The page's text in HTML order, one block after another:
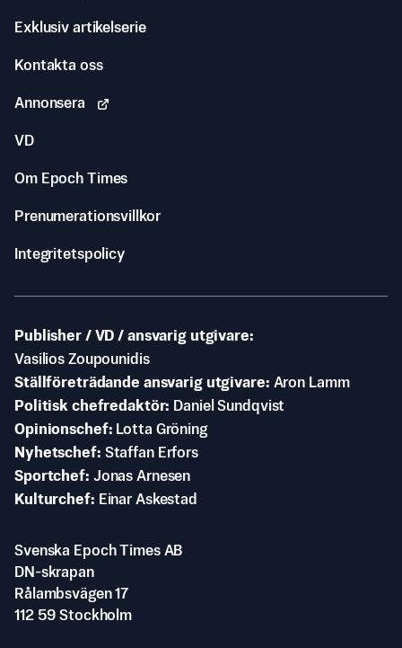
Exklusiv artikelserie
Kontakta oss
Annonsera
VD
Om Epoch Times
Prenumerationsvillkor
Integritetspolicy
Publisher / VD / ansvarig utgivare
Vasilios Zoupounidis
Ställföreträdande ansvarig utgivare Aron Lamm
Politisk chefredaktör
Daniel Sundqvist
Opinionschef
Lotta Gröning
Nyhetschef Staffan Erfors
Sportchef Jonas Arnesen
Kulturchef
Einar Askestad
Svenska Epoch Times AB
DN-skrapan
Rålambsvägen 17
112 59 Stockholm